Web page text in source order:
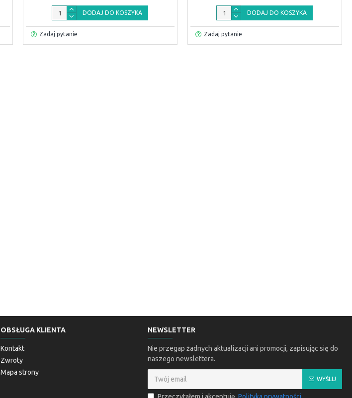
DODAJ DO KOSZYKA
Zadaj pytanie
DODAJ DO KOSZYKA
Zadaj pytanie
OBSŁUGA KLIENTA
Kontakt
Zwroty
Mapa strony
NEWSLETTER
Nie przegap żadnych aktualizacji ani promocji, zapisując się do
naszego newslettera.
WYŚLIJ